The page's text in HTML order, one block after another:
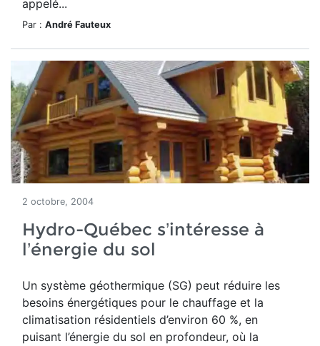
appelé...
Par : André Fauteux
2 octobre, 2004
Hydro-Québec s’intéresse à
l’énergie du sol
Un système géothermique (SG) peut réduire les
besoins énergétiques pour le chauffage et la
climatisation résidentiels d’environ 60 %, en
puisant l’énergie du sol en profondeur, où la